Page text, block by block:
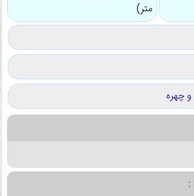
متر)
چهره
: